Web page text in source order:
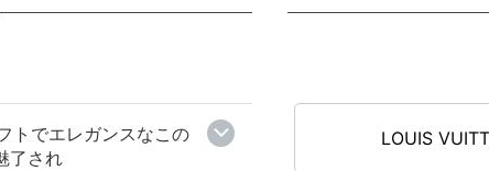
トでエレガンスなこの
了され
LOUIS